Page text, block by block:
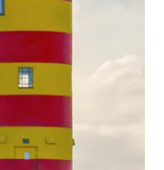
et en faisant glisser.